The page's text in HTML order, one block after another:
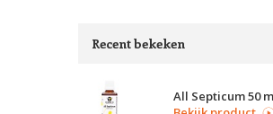
Recent bekeken
All Septicum 50